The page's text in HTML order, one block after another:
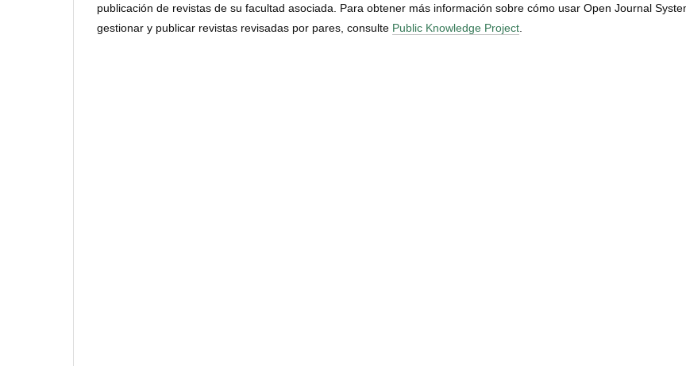
publicación de revistas de su facultad asociada. Para obtener más información sobre cómo usar Open Journal
gestionar y publicar revistas revisadas por pares, consulte Public Knowledge Project